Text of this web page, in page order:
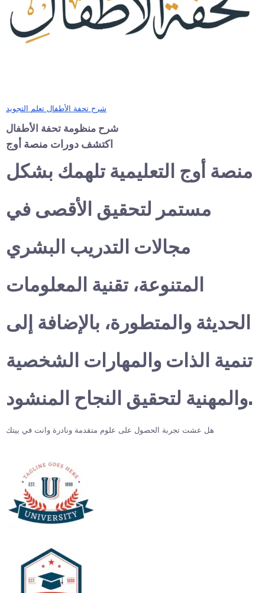
شرح تحفة الأطفال تعلم التجويد
شرح منظومة تحفة الأطفال
اكتشف دورات منصة أوج
منصة أوج التعليمية تلهمك بشكل
مستمر لتحقيق الأقصى في
مجالات التدريب البشري
المتنوعة، تقنية المعلومات
الحديثة والمتطورة، بالإضافة إلى
تنمية الذات والمهارات الشخصية
والمهنية لتحقيق النجاح المنشود.
هل عشت تجربة الحصول على علوم متقدمة ونادرة وانت في بيتك